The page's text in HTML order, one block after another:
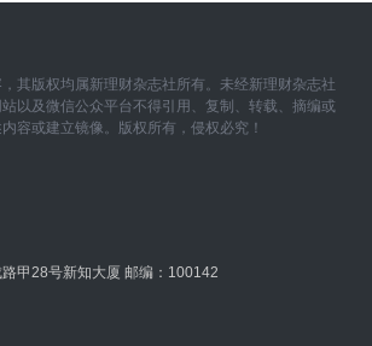
其版权均属新理财杂志社所有。未经新理财杂志社
以及微信公众平台不得引用、复制、转载、摘编或
容或建立镜像。版权所有，侵权必究！
甲28号新知大厦 邮编：100142